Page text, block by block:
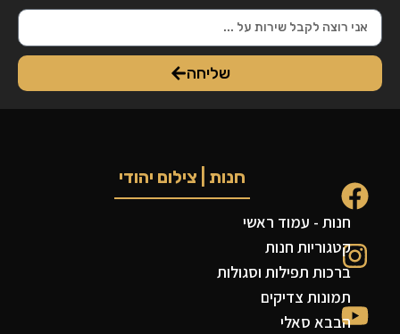
שליחה
חנות | צילום יהודי
חנות - עמוד ראשי
קטגוריות חנות
ברכות תפילות וסגולות
תמונות צדיקים
הבבא סאלי